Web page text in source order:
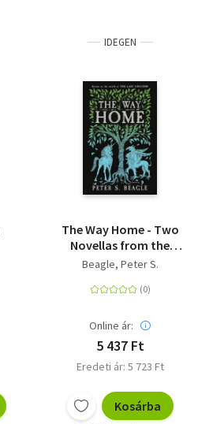
IDEGEN
The Way Home - Two
Novellas from the
World of The Last
Beagle, Peter S.
Online ár:
5 437 Ft
Eredeti ár: 5 723 Ft
Kosárba